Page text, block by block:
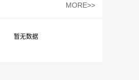
MORE>>
暂无数据